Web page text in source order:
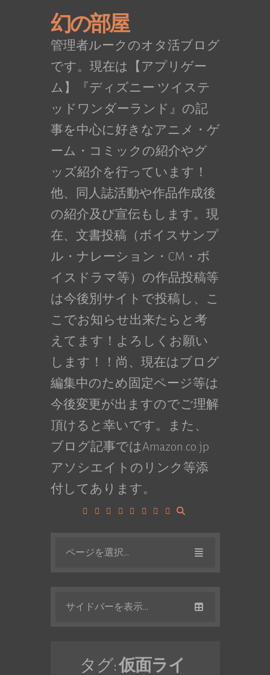
幻の部屋
管理者ルークのオタ活ブログ
です。現在は【アプリゲー
ム】『ディズニー ツイステ
ッドワンダーランド』の記
事を中心に好きなアニメ・ゲ
ーム・コミックの紹介やグ
ッズ紹介を行っています！
他、同人誌活動や作品作成後
の紹介及び宣伝もします。現
在、文書投稿（ボイスサンプ
ル・ナレーション・CM・ボ
イスドラマ等）の作品投稿等
は今後別サイトで投稿し、こ
こでお知らせ出来たらと考
えてます！よろしくお願い
します！！尚、現在はブログ
編集中のため固定ページ等は
今後変更が出ますのでご理解
頂けると幸いです。また、
ブログ記事ではAmazon.co.jp
アソシエイトのリンク等添
付してあります。
ページを選択...
サイドバーを表示...
タグ:仮面ライ